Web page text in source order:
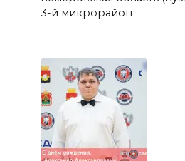
3-й микрорайон